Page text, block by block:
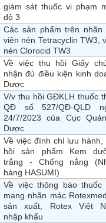
giám sát thuốc vi phạm
độ 3
Các sản phẩm trên nhãn
viên nén Tetracyclin TW3,
nén Clorocid TW3
Về việc thu hồi Giấy
nhận đủ điều kiện kinh
Dược
V/v thu hồi GĐKLH thuốc
QĐ số 527/QĐ-QLD
24/7/2023 của Cục
Dược
Về việc đình chỉ lưu hành,
hồi sản phẩm Kem
trắng - Chống nắng
hàng HASUMI)
Về việc thông báo thuốc
mang nhãn mác
sản xuất, Rotex Việt
nhập khẩu